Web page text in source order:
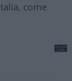
come